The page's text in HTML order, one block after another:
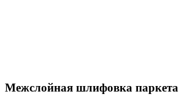
Межслойная шлифовка паркета